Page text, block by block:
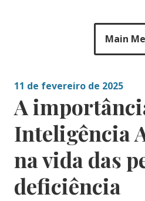
Main
11 de fevereiro de 2025
A
Inteligência
na vida das
deficiência